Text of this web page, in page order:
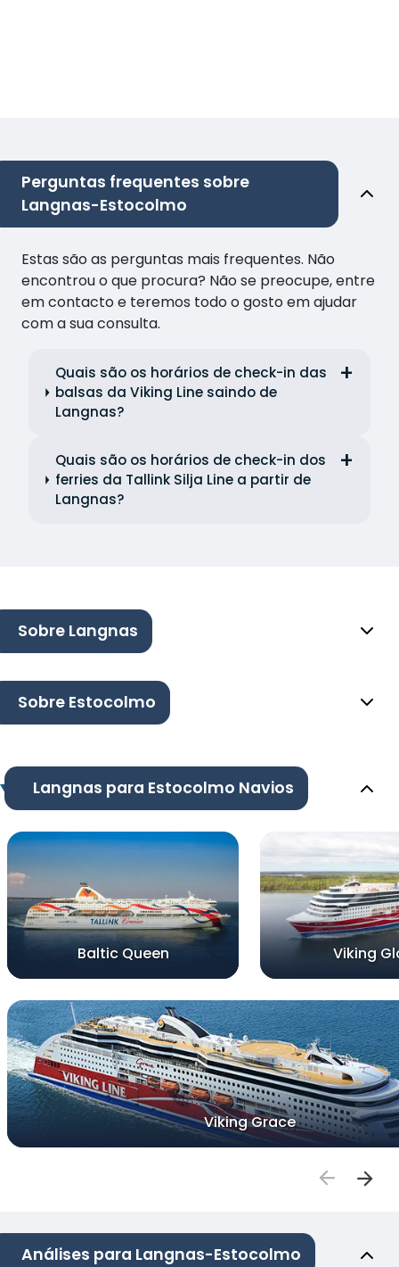
Perguntas frequentes sobre
Langnas-Estocolmo
Estas são as perguntas mais frequentes. Não
encontrou o que procura? Não se preocupe, entre
em contacto e teremos todo o gosto em ajudar
com a sua consulta.
Quais são os horários de check-in das
balsas da Viking Line saindo de
Langnas?
Quais são os horários de check-in dos
ferries da Tallink Silja Line a partir de
Langnas?
Sobre Langnas
Sobre Estocolmo
Langnas para Estocolmo Navios
Baltic Queen Viking
Viking Grace
Análises para Langnas-Estocolmo